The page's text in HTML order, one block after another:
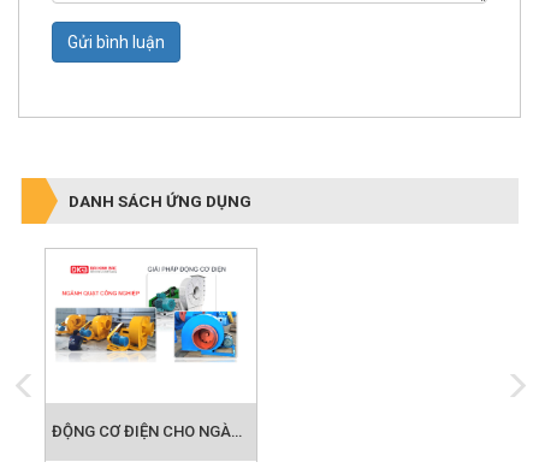
Gửi bình luận
DANH SÁCH ỨNG DỤNG
ĐỘNG CƠ ĐIỆN CHO NGÀNH QUẠT CÔNG NGHIỆP